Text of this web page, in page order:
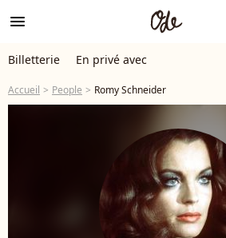
menu
Billetterie En privé avec
Accueil People Romy Schneider